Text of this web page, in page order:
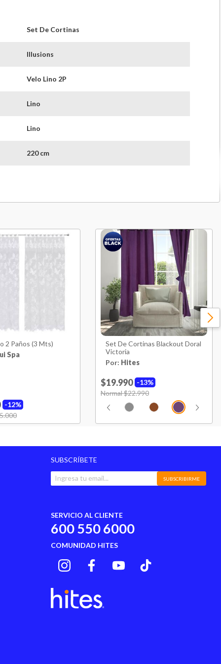
Set De Cortinas
Illusions
Velo Lino 2P
Lino
Lino
220 cm
China
6 Meses
2 Paños (3 Mts)
Spa
12%
from
Set De Cortinas Blackout Doral
Victoria
Por: Hites
13%
$19.990
Price reduced from
Normal $22.990
SUBSCRÍBETE
SUBSCRIBIRME
SERVICIO AL CLIENTE
600 550 6000
COMUNIDAD HITES